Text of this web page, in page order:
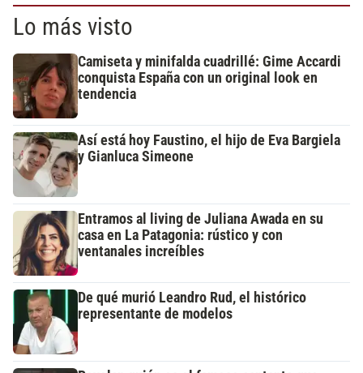
Lo más visto
Camiseta y minifalda cuadrillé: Gime Accardi
conquista España con un original look en
tendencia
Así está hoy Faustino, el hijo de Eva Bargiela
y Gianluca Simeone
Entramos al living de Juliana Awada en su
casa en La Patagonia: rústico y con
ventanales increíbles
De qué murió Leandro Rud, el histórico
representante de modelos